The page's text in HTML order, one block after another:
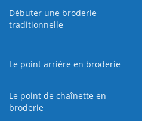
Débuter une broderie
traditionnelle
Le point arrière en broderie
Le point de chaînette en
broderie